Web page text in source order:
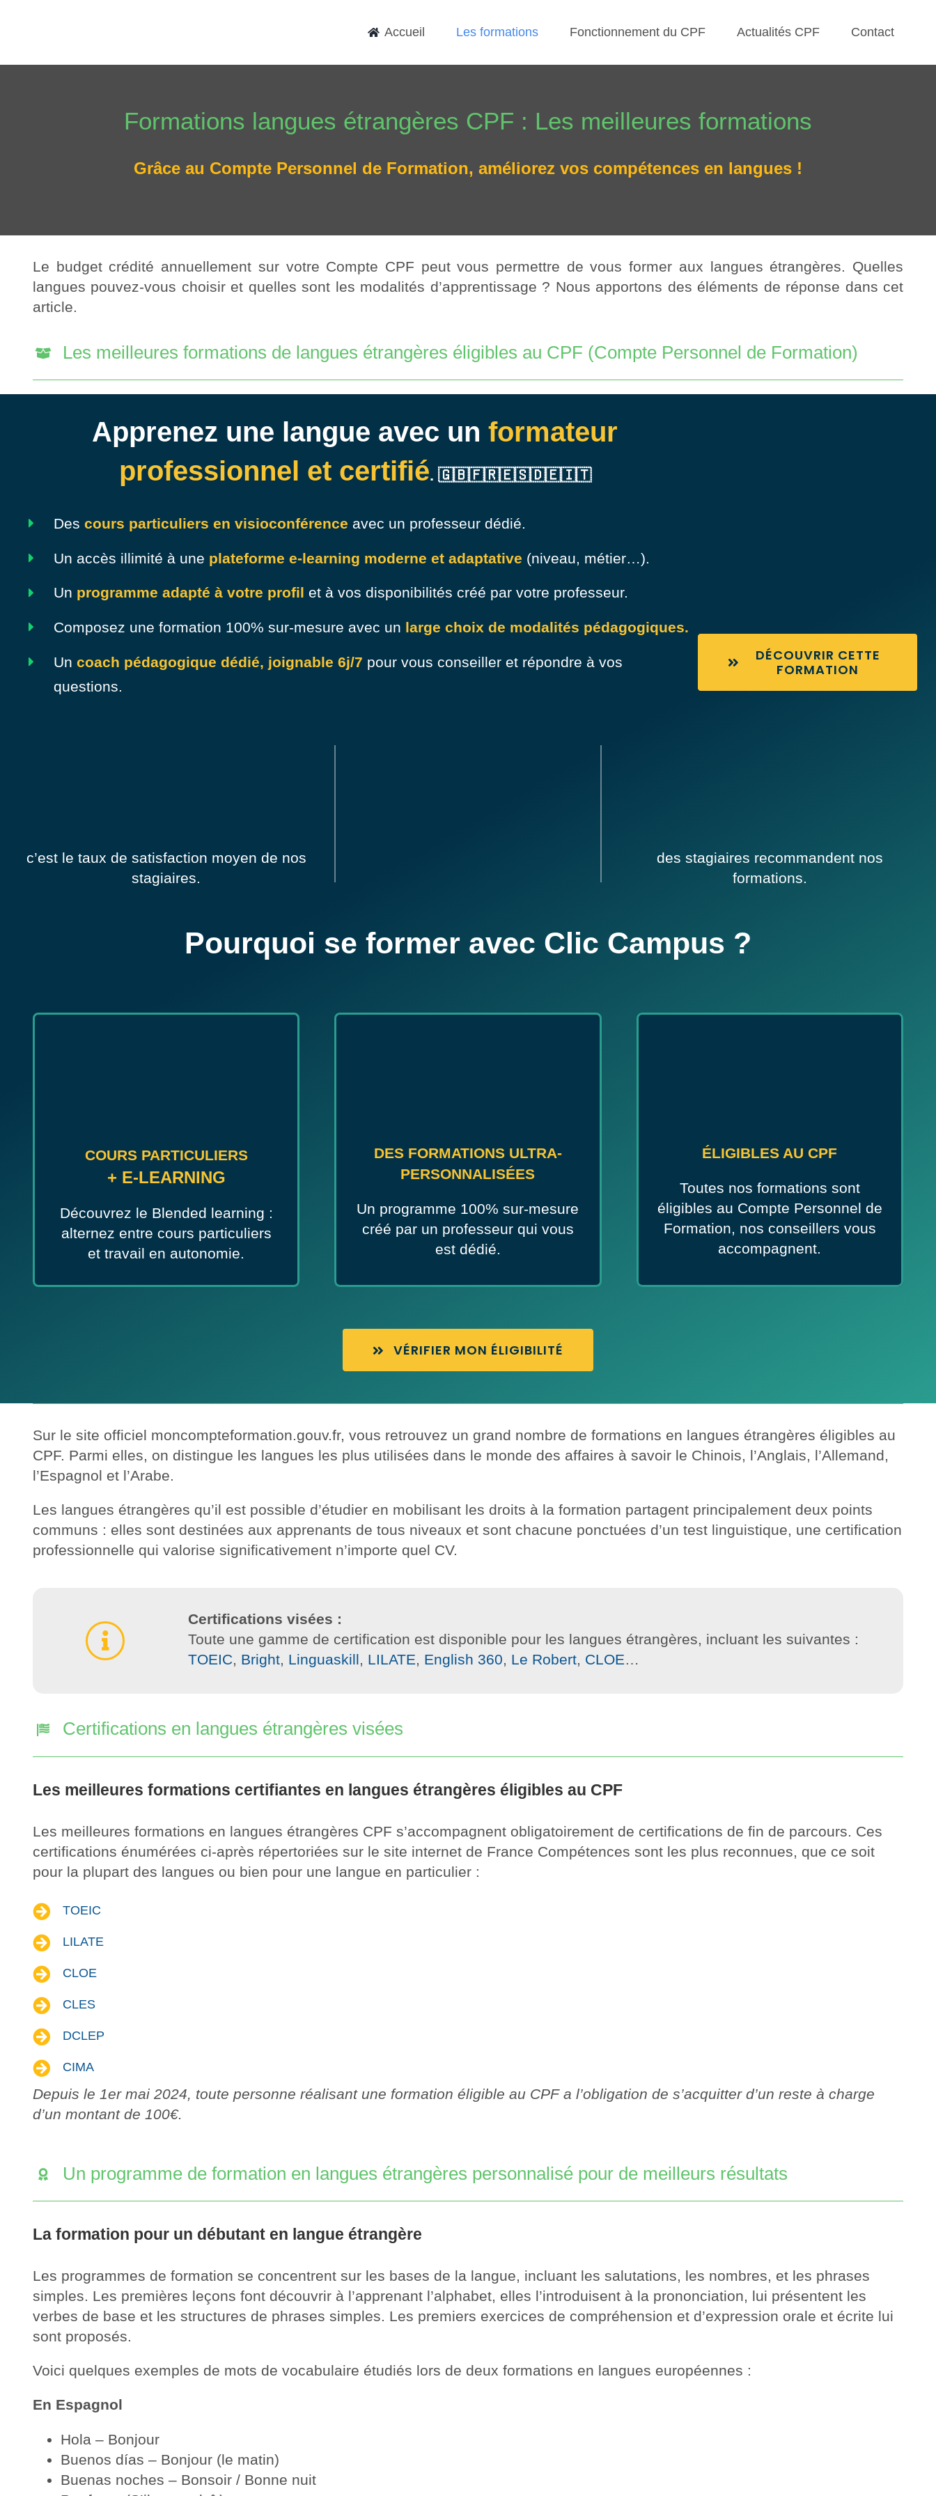
Accueil Les formations Fonctionnement du CPF Actualités CPF Contact
Formations langues étrangères CPF : Les meilleures formations
Grâce au Compte Personnel de Formation, améliorez vos compétences en langues !
Le budget crédité annuellement sur votre Compte CPF peut vous permettre de vous former aux langues étrangères. Quelles
langues pouvez-vous choisir et quelles sont les modalités d’apprentissage ? Nous apportons des éléments de réponse dans cet
article.
Les meilleures formations de langues étrangères éligibles au CPF (Compte Personnel de Formation)
Apprenez une langue avec un formateur
professionnel et certifié. 🇬🇧🇫🇷🇪🇸🇩🇪🇮🇹
Des cours particuliers en visioconférence avec un professeur dédié.
Un accès illimité à une plateforme e-learning moderne et adaptative (niveau, métier…).
Un programme adapté à votre profil et à vos disponibilités créé par votre professeur.
Composez une formation 100% sur-mesure avec un large choix de modalités pédagogiques.
Un coach pédagogique dédié, joignable 6j/7 pour vous conseiller et répondre à vos
questions.
DÉCOUVRIR CETTE
FORMATION
c’est le taux de satisfaction moyen de nos
stagiaires.
des stagiaires recommandent nos
formations.
Pourquoi se former avec Clic Campus ?
COURS PARTICULIERS
+ E-LEARNING
Découvrez le Blended learning :
alternez entre cours particuliers
et travail en autonomie.
DES FORMATIONS ULTRA-
PERSONNALISÉES
Un programme 100% sur-mesure
créé par un professeur qui vous
est dédié.
ÉLIGIBLES AU CPF
Toutes nos formations sont
éligibles au Compte Personnel de
Formation, nos conseillers vous
accompagnent.
VÉRIFIER MON ÉLIGIBILITÉ
Sur le site officiel moncompteformation.gouv.fr, vous retrouvez un grand nombre de formations en langues étrangères éligibles au
CPF. Parmi elles, on distingue les langues les plus utilisées dans le monde des affaires à savoir le Chinois, l’Anglais, l’Allemand,
l’Espagnol et l’Arabe.
Les langues étrangères qu’il est possible d’étudier en mobilisant les droits à la formation partagent principalement deux points
communs : elles sont destinées aux apprenants de tous niveaux et sont chacune ponctuées d’un test linguistique, une certification
professionnelle qui valorise significativement n’importe quel CV.
Certifications visées :
Toute une gamme de certification est disponible pour les langues étrangères, incluant les suivantes :
TOEIC, Bright, Linguaskill, LILATE, English 360, Le Robert, CLOE…
Certifications en langues étrangères visées
Les meilleures formations certifiantes en langues étrangères éligibles au CPF
Les meilleures formations en langues étrangères CPF s’accompagnent obligatoirement de certifications de fin de parcours. Ces
certifications énumérées ci-après répertoriées sur le site internet de France Compétences sont les plus reconnues, que ce soit
pour la plupart des langues ou bien pour une langue en particulier :
TOEIC
LILATE
CLOE
CLES
DCLEP
CIMA
Depuis le 1er mai 2024, toute personne réalisant une formation éligible au CPF a l’obligation de s’acquitter d’un reste à charge
d’un montant de 100€.
Un programme de formation en langues étrangères personnalisé pour de meilleurs résultats
La formation pour un débutant en langue étrangère
Les programmes de formation se concentrent sur les bases de la langue, incluant les salutations, les nombres, et les phrases
simples. Les premières leçons font découvrir à l’apprenant l’alphabet, elles l’introduisent à la prononciation, lui présentent les
verbes de base et les structures de phrases simples. Les premiers exercices de compréhension et d’expression orale et écrite lui
sont proposés.
Voici quelques exemples de mots de vocabulaire étudiés lors de deux formations en langues européennes :
En Espagnol
Hola – Bonjour
Buenos días – Bonjour (le matin)
Buenas noches – Bonsoir / Bonne nuit